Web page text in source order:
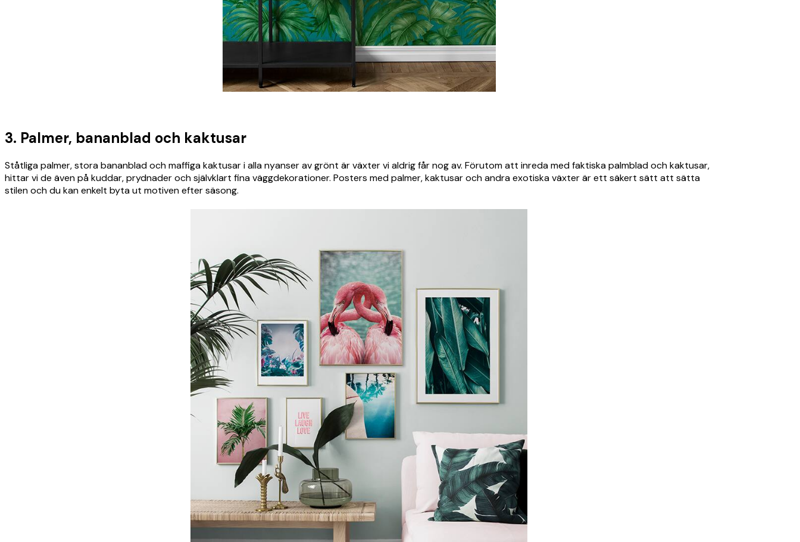
3. Palmer, bananblad och kaktusar
Ståtliga palmer, stora bananblad och maffiga kaktusar i alla nyanser av grönt är växter vi aldrig får nog av. Förutom att inreda med faktiska palmblad och kaktusar,
hittar vi de även på kuddar, prydnader och självklart fina väggdekorationer. Posters med palmer, kaktusar och andra exotiska växter är ett säkert sätt att sätta
stilen och du kan enkelt byta ut motiven efter säsong.